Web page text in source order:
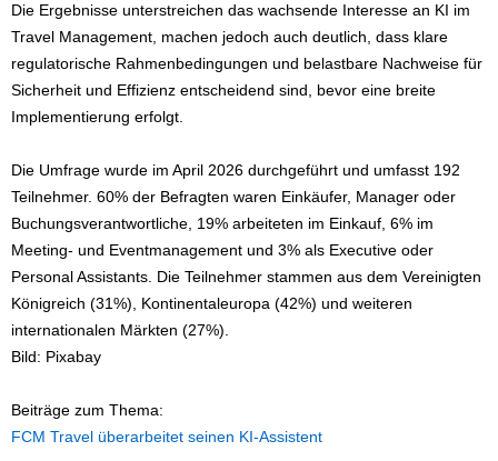
Die Ergebnisse unterstreichen das wachsende Interesse an KI im
Travel Management, machen jedoch auch deutlich, dass klare
regulatorische Rahmenbedingungen und belastbare Nachweise für
Sicherheit und Effizienz entscheidend sind, bevor eine breite
Implementierung erfolgt.
Die Umfrage wurde im April 2026 durchgeführt und umfasst 192
Teilnehmer. 60% der Befragten waren Einkäufer, Manager oder
Buchungsverantwortliche, 19% arbeiteten im Einkauf, 6% im
Meeting- und Eventmanagement und 3% als Executive oder
Personal Assistants. Die Teilnehmer stammen aus dem Vereinigten
Königreich (31%), Kontinentaleuropa (42%) und weiteren
internationalen Märkten (27%).
Bild: Pixabay
Beiträge zum Thema:
FCM Travel überarbeitet seinen KI-Assistent